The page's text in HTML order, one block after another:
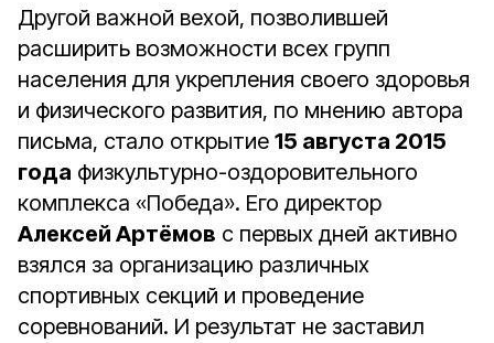
Другой важной вехой, позволившей
расширить возможности всех групп
населения для укрепления своего здоровья
и физического развития, по мнению автора
письма, стало открытие 15 августа 2015
года физкультурно-оздоровительного
комплекса «Победа». Его директор
Алексей Артёмов с первых дней активно
взялся за организацию различных
спортивных секций и проведение
соревнований. И результат не заставил